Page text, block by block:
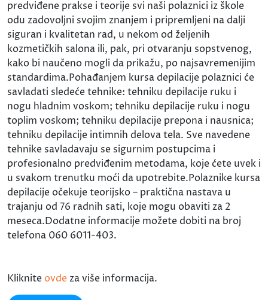
predviđene prakse i teorije svi naši polaznici iz škole
odu zadovoljni svojim znanjem i pripremljeni na dalji
siguran i kvalitetan rad, u nekom od željenih
kozmetičkih salona ili, pak, pri otvaranju sopstvenog,
kako bi naučeno mogli da prikažu, po najsavremenijim
standardima.Pohađanjem kursa depilacije polaznici će
savladati sledeće tehnike: tehniku depilacije ruku i
nogu hladnim voskom; tehniku depilacije ruku i nogu
toplim voskom; tehniku depilacije prepona i nausnica;
tehniku depilacije intimnih delova tela. Sve navedene
tehnike savladavaju se sigurnim postupcima i
profesionalno predviđenim metodama, koje ćete uvek i
u svakom trenutku moći da upotrebite.Polaznike kursa
depilacije očekuje teorijsko – praktična nastava u
trajanju od 76 radnih sati, koje mogu obaviti za 2
meseca.Dodatne informacije možete dobiti na broj
telefona 060 6011-403.
Kliknite ovde za više informacija.